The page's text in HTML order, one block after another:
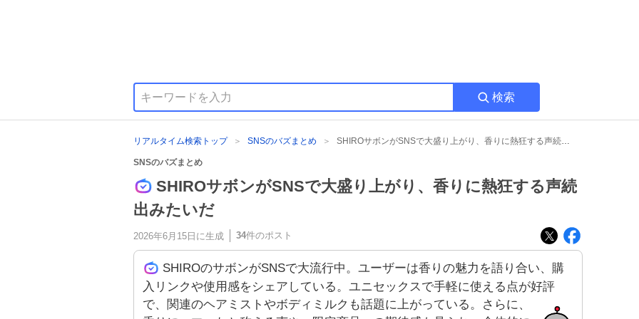
検索
リアルタイム検索トップ SNSのバズまとめ SHIROサボンがSNSで大盛り上がり、香りに熱狂する声続出みたいだ
SNSのバズまとめ
SHIROサボンがSNSで大盛り上がり、香りに熱狂する声続
出みたいだ
2026年6月15日 に生成 34件のポスト
SHIROのサボンがSNSで大流行中。ユーザーは香りの魅力を語り合い、購
入リンクや使用感をシェアしている。ユニセックスで手軽に使える点が好評
で、関連のヘアミストやボディミルクも話題に上がっている。さらに、